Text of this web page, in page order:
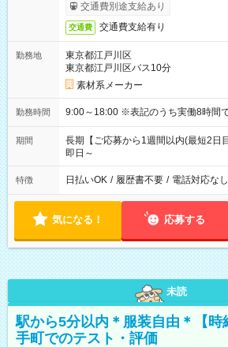
交通費別途支給あり
交通費 交通費支給有り
勤務地
東京都江戸川区
東京都江戸川区バス10分
素材系メーカー
勤務時間 9:00～18:00 ※表記のうち実働8時間
期間
長期【ご応募から1週間以内(最短2日
即日～
特徴 日払いOK / 履歴書不要 / 電話対応なし
気になる！ 応募する
未読
駅から5分以内＊服装自由＊【時
手町でのテスト・評価